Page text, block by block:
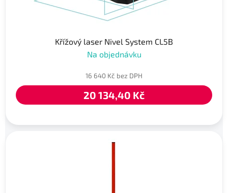
Křížový laser Nivel System CL5B
Na objednávku
16 640 Kč bez DPH
20 134,40 Kč